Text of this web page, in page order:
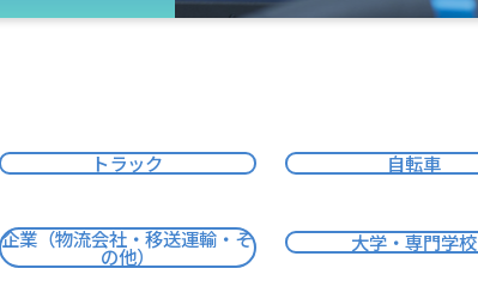
トラック 自転車
企業（物流会社・移送運輸・そ
の他）
大学・専門学校